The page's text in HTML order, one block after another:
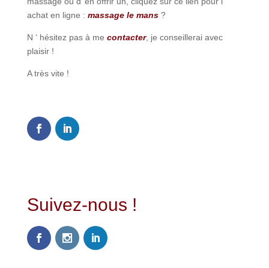
achat en ligne : massage le mans?
N ‘ hésitez pas à me contacter, je conseillerai avec
plaisir !
A très vite !
Suivez-nous !